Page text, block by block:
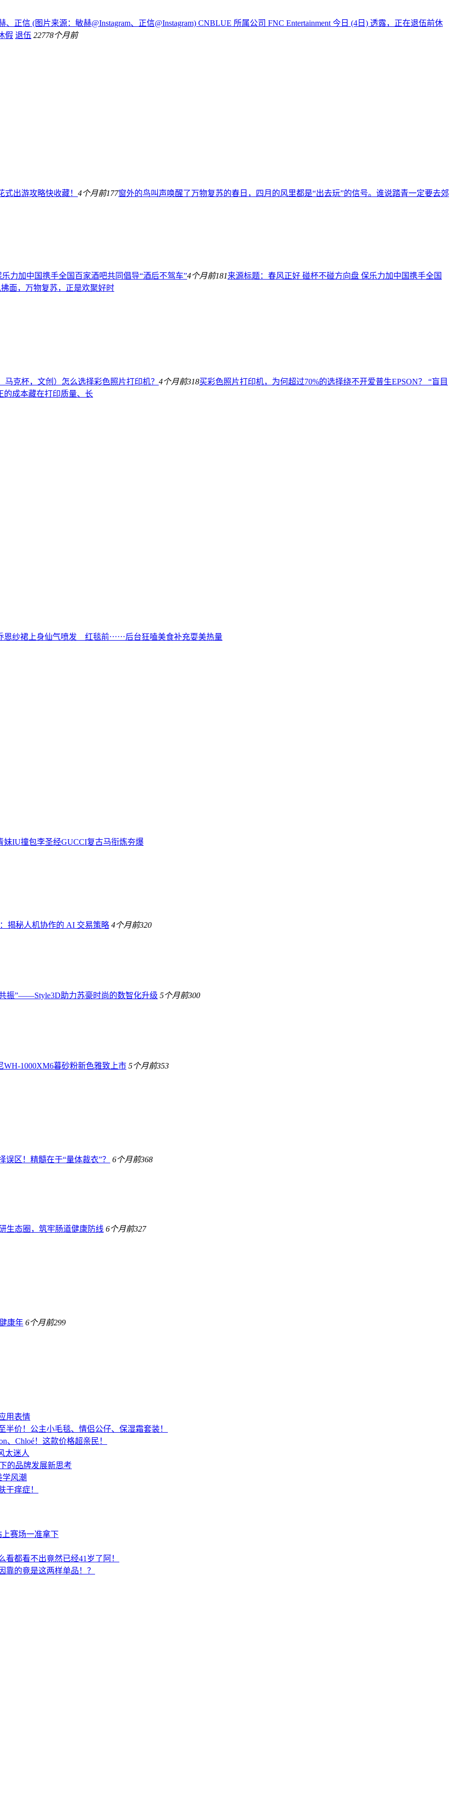
、正信 (图片来源：敏赫@Instagram、正信@Instagram) CNBLUE 所属公司 FNC Entertainment 今日 (4日) 透露，正在退伍前休
假 退伍 22778个月前
式出游攻略快收藏！ 4个月前177窗外的鸟叫声唤醒了万物复苏的春日，四月的风里都是“出去玩”的信号。谁说踏青一定要去郊
力加中国携手全国百家酒吧共同倡导“酒后不驾车”4个月前181来源标题：春风正好 碰杯不碰方向盘 保乐力加中国携手全国
面，万物复苏，正是欢聚好时
克杯，文创）怎么选择彩色照片打印机？ 4个月前318买彩色照片打印机，为何超过70%的选择绕不开爱普生EPSON？ “盲目
成本藏在打印质量、长
恩纱裙上身仙气喷发 红毯前⋯⋯后台狂嗑美食补充耍美热量
妹IU撞包李圣经GUCCI复古马衔炼夯爆
揭秘人机协作的 AI 交易策略 4个月前320
振”——Style3D助力苏豪时尚的数智化升级 5个月前300
1000XM6暮砂粉新色雅致上市 5个月前353
区！精髓在于“量体裁衣”？ 6个月前368
生态圈，筑牢肠道健康防线 6个月前327
康年 6个月前299
用表情
价！公主小毛毯、情侣公仔、保湿霜套装！
Chloé！这款价格超亲民！
太迷人
的品牌发展新思考
风潮
干痒症！
赛场一准拿下
都看不出竟然已经41岁了阿！
的竟是这两样单品！？